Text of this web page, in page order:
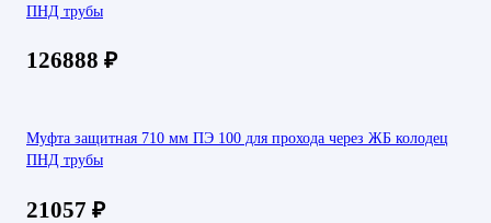
ПНД трубы
126888 ₽
Муфта защитная 710 мм ПЭ 100 для прохода через ЖБ колодец
ПНД трубы
21057 ₽